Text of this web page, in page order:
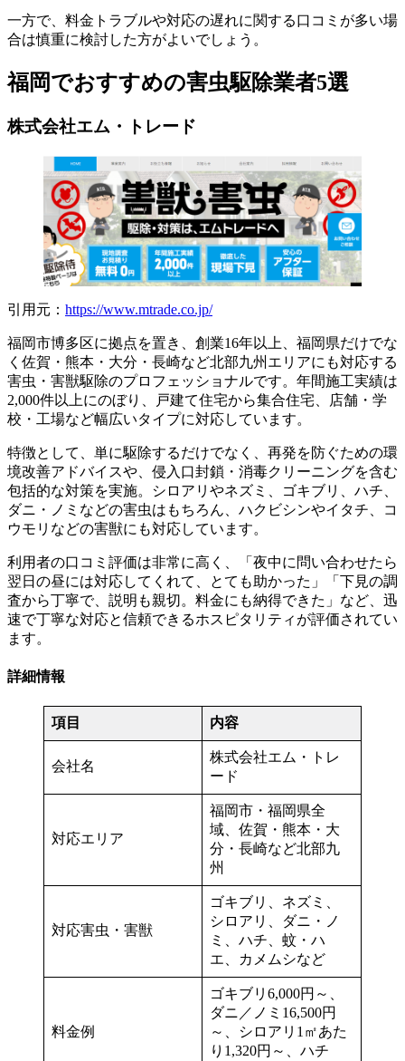
一方で、料金トラブルや対応の遅れに関する口コミが多い場
合は慎重に検討した方がよいでしょう。
福岡でおすすめの害虫駆除業者5選
株式会社エム・トレード
引用元： https://www.mtrade.co.jp/
福岡市博多区に拠点を置き、創業16年以上、福岡県だけでな
く佐賀・熊本・大分・長崎など北部九州エリアにも対応する
害虫・害獣駆除のプロフェッショナルです。年間施工実績は
2,000件以上にのぼり、戸建て住宅から集合住宅、店舗・学
校・工場など幅広いタイプに対応しています。
特徴として、単に駆除するだけでなく、再発を防ぐための環
境改善アドバイスや、侵入口封鎖・消毒クリーニングを含む
包括的な対策を実施。シロアリやネズミ、ゴキブリ、ハチ、
ダニ・ノミなどの害虫はもちろん、ハクビシンやイタチ、コ
ウモリなどの害獣にも対応しています。
利用者の口コミ評価は非常に高く、「夜中に問い合わせたら
翌日の昼には対応してくれて、とても助かった」「下見の調
査から丁寧で、説明も親切。料金にも納得できた」など、迅
速で丁寧な対応と信頼できるホスピタリティが評価されてい
ます。
詳細情報
項目 内容
会社名
株式会社エム・トレ
ード
対応エリア
福岡市・福岡県全
域、佐賀・熊本・大
分・長崎など北部九
州
対応害虫・害獣
ゴキブリ、ネズミ、
シロアリ、ダニ・ノ
ミ、ハチ、蚊・ハ
エ、カメムシなど
料金例
ゴキブリ6,000円～、
ダニ／ノミ16,500円
～、シロアリ1㎡あた
り1,320円～、ハチ